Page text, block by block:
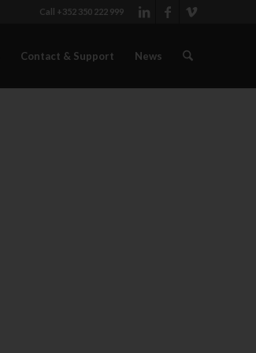
Call +352 350 222 999
Contact & Support News